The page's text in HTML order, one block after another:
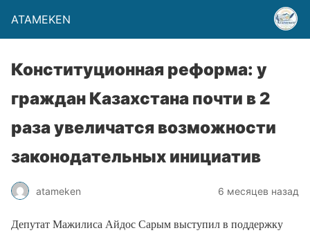
ATAMEKEN
Конституционная реформа: у
граждан Казахстана почти в 2
раза увеличатся возможности
законодательных инициатив
atameken 6 месяцев назад
Депутат Мажилиса Айдос Сарым выступил в поддержку